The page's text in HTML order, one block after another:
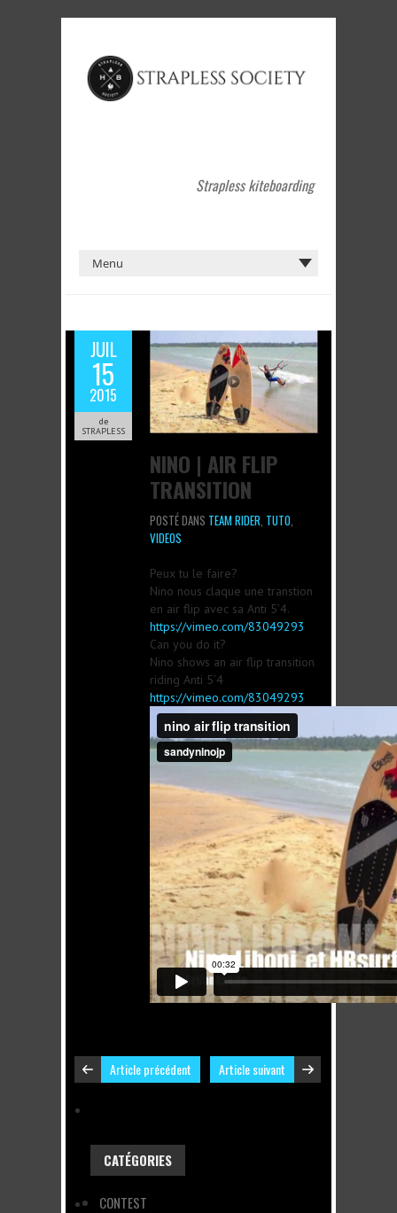
Strapless kiteboarding
JUIL
15
2015
de
STRAPLESS
NINO | AIR FLIP
TRANSITION
POSTÉ DANS TEAM RIDER TUTO
VIDEOS
Peux tu le faire?
Nino nous claque une transtion
en air flip avec sa Anti 5’4.
https://vimeo.com/83049293
Can you do it?
Nino shows an air flip transition
riding Anti 5’4
https://vimeo.com/83049293
Article précédent Article suivant
CATÉGORIES
CONTEST